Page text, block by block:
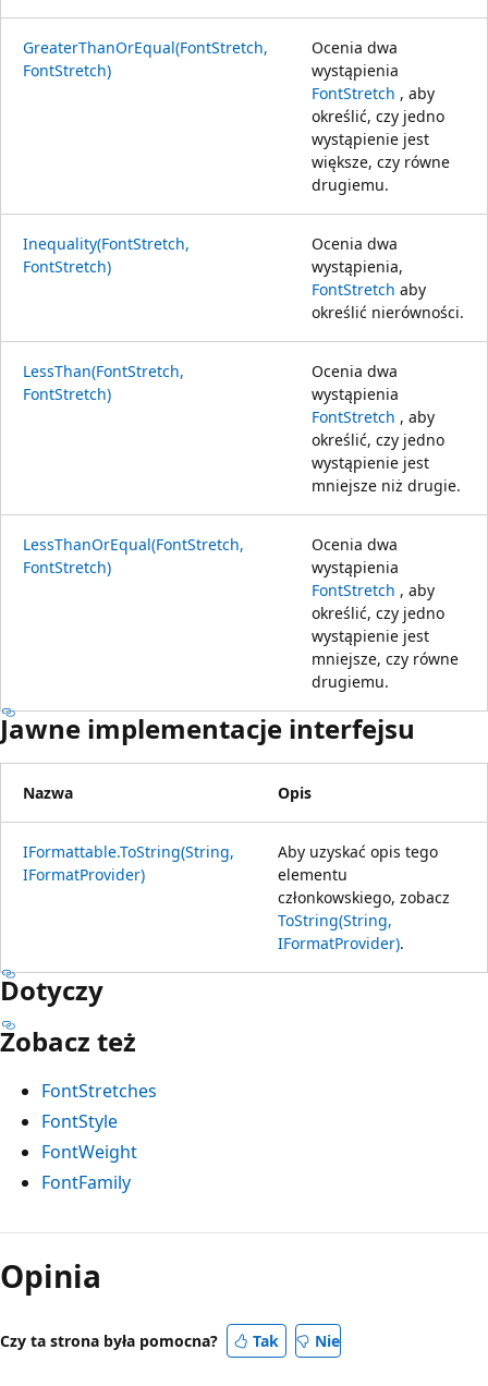
GreaterThanOrEqual(FontStretch,
FontStretch)
Ocenia dwa
wystąpienia
FontStretch , aby
określić, czy jedno
wystąpienie jest
większe, czy równe
drugiemu.
Inequality(FontStretch,
FontStretch)
Ocenia dwa
wystąpienia,
FontStretch aby
określić nierówności.
LessThan(FontStretch,
FontStretch)
Ocenia dwa
wystąpienia
FontStretch , aby
określić, czy jedno
wystąpienie jest
mniejsze niż drugie.
LessThanOrEqual(FontStretch,
FontStretch)
Ocenia dwa
wystąpienia
FontStretch , aby
określić, czy jedno
wystąpienie jest
mniejsze, czy równe
drugiemu.
Jawne implementacje interfejsu
Nazwa Opis
IFormattable.ToString(String,
IFormatProvider)
Aby uzyskać opis tego
elementu
członkowskiego, zobacz
ToString(String,
IFormatProvider).
Dotyczy
Zobacz też
FontStretches
FontStyle
FontWeight
FontFamily
Opinia
Czy ta strona była pomocna? Tak Nie